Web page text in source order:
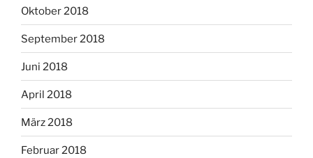
Oktober 2018
September 2018
Juni 2018
April 2018
März 2018
Februar 2018